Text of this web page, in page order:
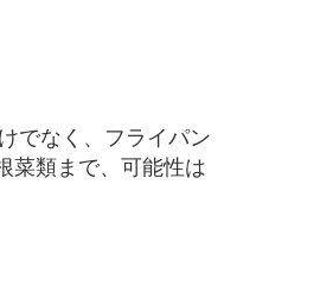
でなく、フライパン
菜類まで、可能性は